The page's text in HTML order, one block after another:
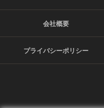
会社概要
プライバシーポリシー